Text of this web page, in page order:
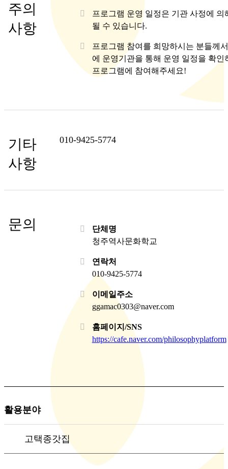
주의
사항
프로그램 운영 일정은 기관 사정에 의
될 수 있습니다.
프로그램 참여를 희망하시는 분들께
에 운영기관을 통해 운영 일정을 확인
프로그램에 참여해주세요!
기타
사항
010-9425-5774
문의
단체명
청주역사문화학교
연락처
010-9425-5774
이메일주소
ggamac0303@naver.com
홈페이지/SNS
https://cafe.naver.com/philosophyplatform
활용분야
고택종갓집